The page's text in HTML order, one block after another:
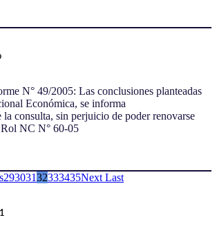
N° 49/2005: Las conclusiones planteadas
Económica, se informa
la consulta, sin perjuicio de poder renovarse
NC N° 60-05
29303132333435Next Last